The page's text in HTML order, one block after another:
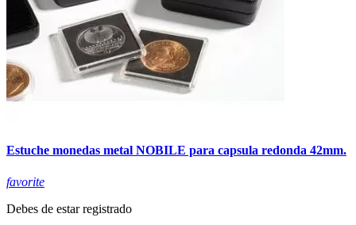
Estuche monedas metal NOBILE para capsula redonda 42mm.
favorite
Debes de estar registrado